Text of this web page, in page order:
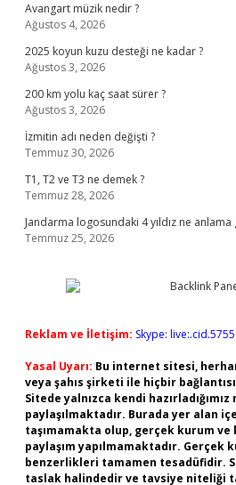
Avangart müzik nedir ?
Ağustos 4, 2026
2025 koyun kuzu desteği ne kadar ?
Ağustos 3, 2026
200 km yolu kaç saat sürer ?
Ağustos 3, 2026
İzmitin adı neden değişti ?
Temmuz 30, 2026
T1, T2 ve T3 ne demek ?
Temmuz 28, 2026
Jandarma logosundaki 4 yıldız ne anlama
Temmuz 25, 2026
Reklam ve İletişim: Skype:
Yasal Uyarı: Bu internet sitesi,
veya şahıs şirketi ile hiçbir
Sitede yalnızca kendi
paylaşılmaktadır. Burada yer alan
taşımamakta olup, gerçek kurum ve
paylaşım yapılmamaktadır. Gerçek
benzerlikleri tamamen tesadüfidir.
taslak halindedir ve tavsiye niteliği